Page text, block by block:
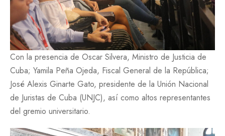
Con la presencia de Oscar Silvera, Ministro de Justicia de
Cuba; Yamila Peña Ojeda, Fiscal General de la República;
José Alexis Ginarte Gato, presidente de la Unión Nacional
de Juristas de Cuba (UNJC), así como altos representantes
del gremio universitario.